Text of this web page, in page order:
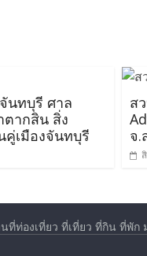
นทบุรี ศาล
ตากสิน สิ่ง
เมือง​จันทบุรี
ส
จ.
ที่ท่องเที่ยว ที่เที่ยว ที่กิน ที่พัก